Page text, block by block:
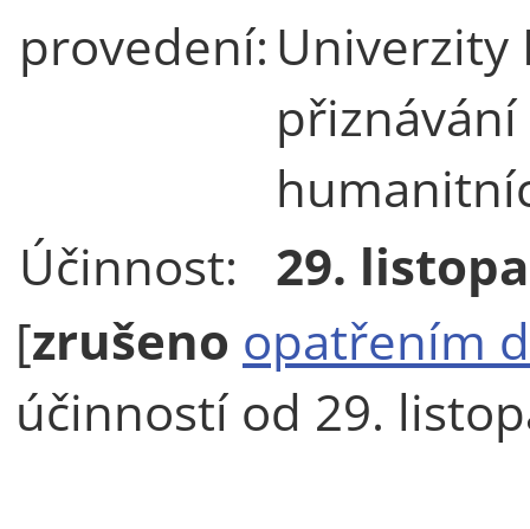
provedení: Univerzity
Účinnost:
29.
[zrušeno opatřením
účinností od 29.